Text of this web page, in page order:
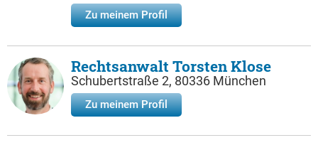
Zu meinem Profil
Rechtsanwalt Torsten Klose
Schubertstraße 2, 80336 München
Zu meinem Profil